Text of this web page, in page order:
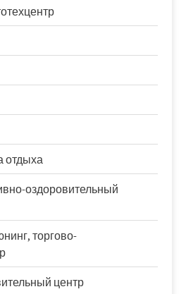
отдыха
оздоровительный
торгово-
центр